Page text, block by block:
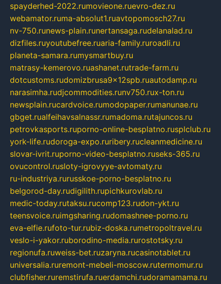
spayderhed-2022.rumovieone.ruevro-dez.ru
webamator.ruma-absolut1.ruavtopomosch27.ru
nv-750.runews-plain.runertansaga.rudelanalad.ru
dizfiles.ruyoutubefree.ruaria-family.ruroadli.ru
planeta-samara.rumysmartbuy.ru
matrasy-kemerovo.ruashanet.rutrade-farm.ru
dotcustoms.rudomizbrusa9x12spb.ruautodamp.ru
narasimha.rudjcommodities.runv750.rux-ton.ru
newsplain.rucardvoice.rumodopaper.rumanunae.ru
gbget.rualfeihavsalnassr.rumadoma.rutajuncos.ru
petrovkasports.ruporno-online-besplatno.rusplclub.ru
york-life.rudoroga-expo.ruribery.rucleanmedicine.ru
slovar-ivrit.ruporno-video-besplatno.ruseks-365.ru
ovucontrol.rusloty-igrovyye-avtomaty.ru
ru-industriya.rurusskoe-porno-besplatno.ru
belgorod-day.rudigilith.rupichkurovlab.ru
medic-today.rutaksu.rucomp123.rudon-ykt.ru
teensvoice.ruimgsharing.rudomashnee-porno.ru
eva-elfie.rufoto-tur.rubiz-doska.rumetropoltravel.ru
veslo-i-yakor.ruborodino-media.rurostotsky.ru
regionufa.ruweiss-bet.ruzaryna.rucasinotablet.ru
universalia.ruremont-mebeli-moscow.rutermomur.ru
clubfisher.ruremstirufa.ruerdamchi.rudoramamama.ru